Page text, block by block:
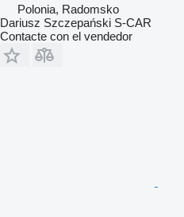
Polonia, Radomsko
Dariusz Szczepański S-CAR
Contacte con el vendedor